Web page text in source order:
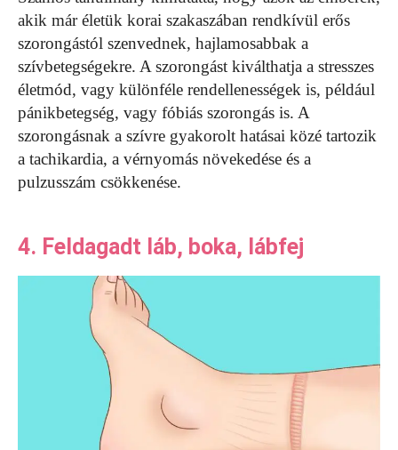
akik már életük korai szakaszában rendkívül erős
szorongástól szenvednek, hajlamosabbak a
szívbetegségekre. A szorongást kiválthatja a stresszes
életmód, vagy különféle rendellenességek is, például
pánikbetegség, vagy fóbiás szorongás is. A
szorongásnak a szívre gyakorolt ​​hatásai közé tartozik
a tachikardia, a vérnyomás növekedése és a
pulzusszám csökkenése.
4. Feldagadt láb, boka, lábfej